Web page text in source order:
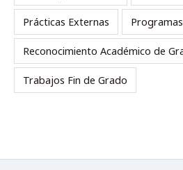
Prácticas Externas
Reconocimiento Académico de
Trabajos Fin de Grado